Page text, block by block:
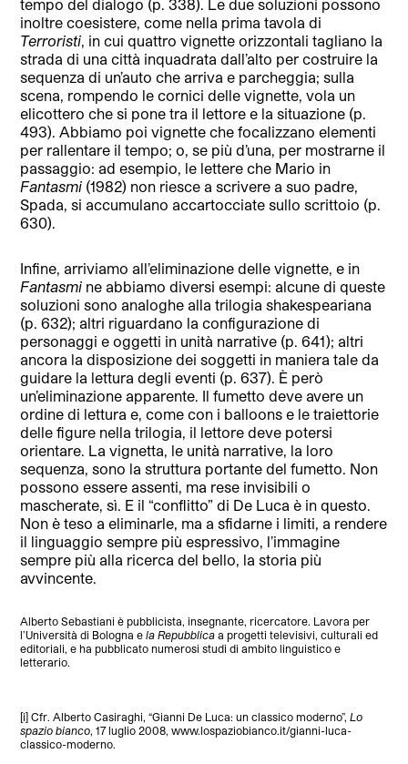
tempo del dialogo (p. 338). Le due soluzioni possono
inoltre coesistere, come nella prima tavola di
Terroristi, in cui quattro vignette orizzontali tagliano la
strada di una città inquadrata dall’alto per costruire la
sequenza di un’auto che arriva e parcheggia; sulla
scena, rompendo le cornici delle vignette, vola un
elicottero che si pone tra il lettore e la situazione (p.
493). Abbiamo poi vignette che focalizzano elementi
per rallentare il tempo; o, se più d’una, per mostrarne il
passaggio: ad esempio, le lettere che Mario in
Fantasmi (1982) non riesce a scrivere a suo padre,
Spada, si accumulano accartocciate sullo scrittoio (p.
630).
Infine, arriviamo all’eliminazione delle vignette, e in
Fantasmi ne abbiamo diversi esempi: alcune di queste
soluzioni sono analoghe alla trilogia shakespeariana
(p. 632); altri riguardano la configurazione di
personaggi e oggetti in unità narrative (p. 641); altri
ancora la disposizione dei soggetti in maniera tale da
guidare la lettura degli eventi (p. 637). È però
un’eliminazione apparente. Il fumetto deve avere un
ordine di lettura e, come con i balloons e le traiettorie
delle figure nella trilogia, il lettore deve potersi
orientare. La vignetta, le unità narrative, la loro
sequenza, sono la struttura portante del fumetto. Non
possono essere assenti, ma rese invisibili o
mascherate, sì. E il “conflitto” di De Luca è in questo.
Non è teso a eliminarle, ma a sfidarne i limiti, a rendere
il linguaggio sempre più espressivo, l’immagine
sempre più alla ricerca del bello, la storia più
avvincente.
Alberto Sebastiani è pubblicista, insegnante, ricercatore. Lavora per
l’Università di Bologna ela Repubblica a progetti televisivi, culturali ed
editoriali, e ha pubblicato numerosi studi di ambito linguistico e
letterario.
[i] Cfr. Alberto Casiraghi, “Gianni De Luca: un classico moderno”,Lo
spazio bianco, 17 luglio 2008, www.lospaziobianco.it/gianni-luca-
classico-moderno.